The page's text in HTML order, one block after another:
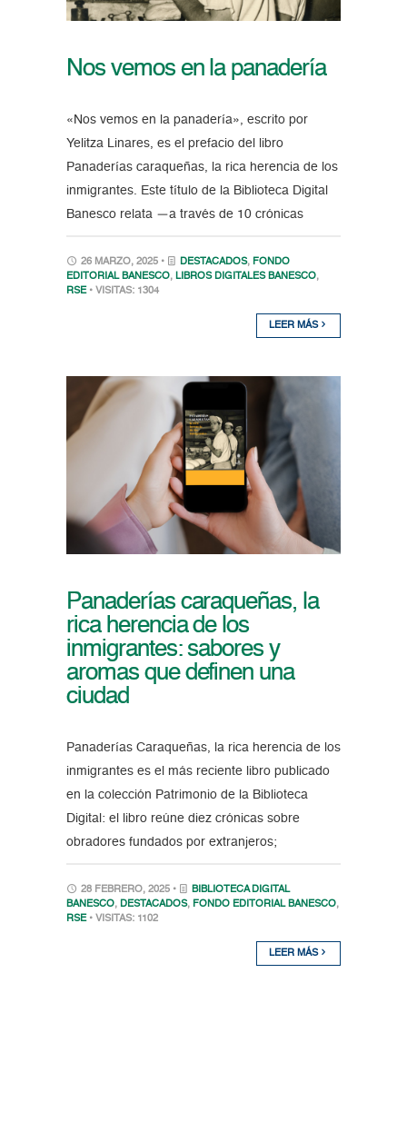
Nos vemos en la panadería
«Nos vemos en la panadería», escrito por
Yelitza Linares, es el prefacio del libro
Panaderías caraqueñas, la rica herencia de los
inmigrantes. Este título de la Biblioteca Digital
Banesco relata —a través de 10 crónicas
26 MARZO, 2025 • DESTACADOS, FONDO
EDITORIAL BANESCO, LIBROS DIGITALES BANESCO,
RSE • VISITAS: 1304
LEER MÁS
Panaderías caraqueñas, la
rica herencia de los
inmigrantes: sabores y
aromas que definen una
ciudad
Panaderías Caraqueñas, la rica herencia de los
inmigrantes es el más reciente libro publicado
en la colección Patrimonio de la Biblioteca
Digital: el libro reúne diez crónicas sobre
obradores fundados por extranjeros;
28 FEBRERO, 2025 •
BIBLIOTECA DIGITAL
BANESCO, DESTACADOS, FONDO EDITORIAL BANESCO,
RSE • VISITAS: 1102
LEER MÁS